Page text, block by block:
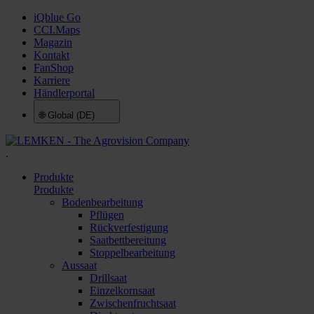
iQblue Go
CCI.Maps
Magazin
Kontakt
FanShop
Karriere
Händlerportal
🌐 Global (DE)
.
Produkte
Produkte
Bodenbearbeitung
Pflügen
Rückverfestigung
Saatbettbereitung
Stoppelbearbeitung
Aussaat
Drillsaat
Einzelkornsaat
Zwischenfruchtsaat